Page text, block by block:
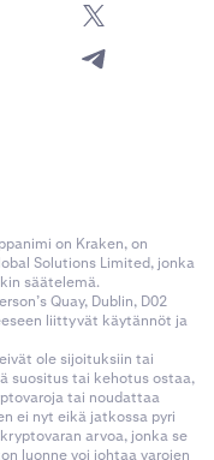
on Kraken, on
Solutions Limited, jonka
säätelemä.
Quay, Dublin, D02
liittyvät käytännöt ja
ole sijoituksiin tai
suositus tai kehotus ostaa,
tai noudattaa
ei nyt eikä jatkossa pyri
arvoa, jonka se
luonne voi johtaa varojen